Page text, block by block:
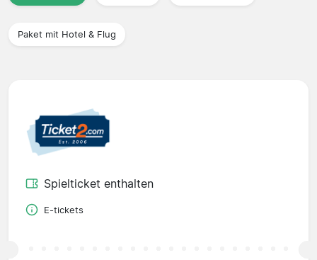
Paket mit Hotel & Flug
Spielticket enthalten
E-tickets